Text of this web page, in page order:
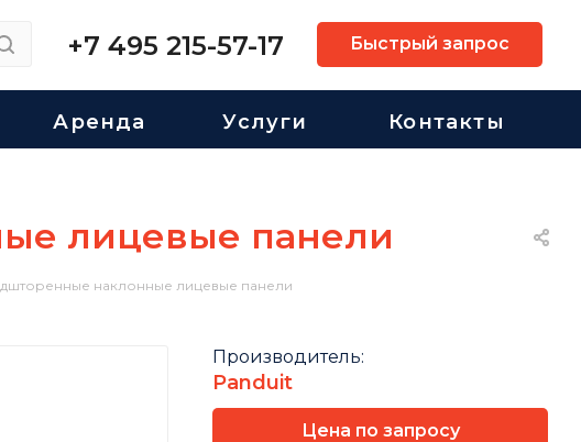
+7 495 215-57-17 Быстрый запрос
Аренда Услуги Контакты
лицевые панели
наклонные лицевые панели
Производитель:
Panduit
Цена по запросу